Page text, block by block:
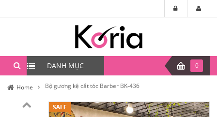
DANH MỤC 0
Home Bộ gương kệ cắt tóc Barber BK-436